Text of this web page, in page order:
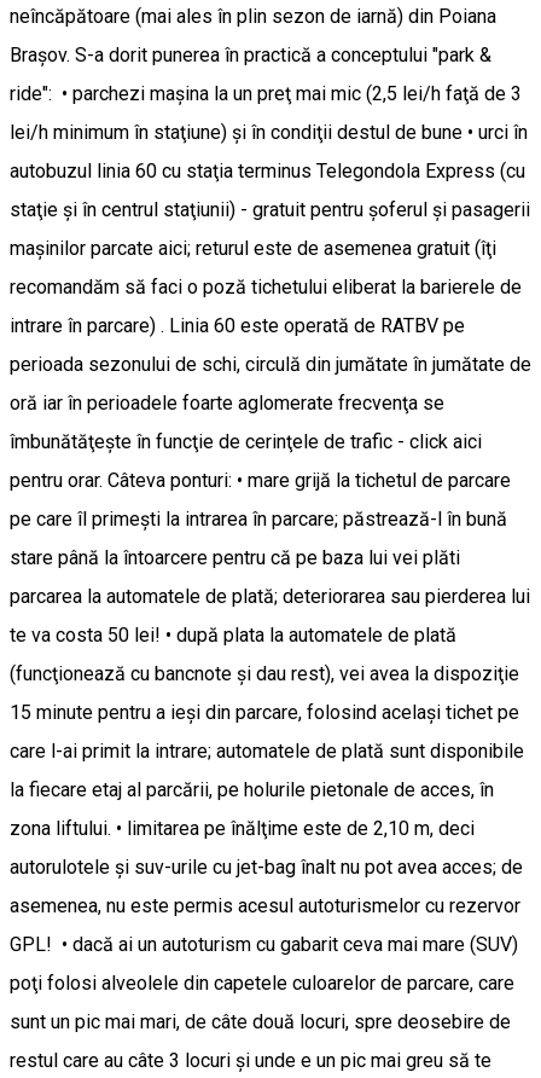
neîncăpătoare (mai ales în plin sezon de iarnă) din Poiana
Braşov. S-a dorit punerea în practică a conceptului "park &
ride": • parchezi maşina la un preţ mai mic (2,5 lei/h faţă de 3
lei/h minimum în staţiune) şi în condiţii destul de bune • urci în
autobuzul linia 60 cu staţia terminus Telegondola Express (cu
staţie şi în centrul staţiunii) - gratuit pentru şoferul şi pasagerii
maşinilor parcate aici; returul este de asemenea gratuit (îţi
recomandăm să faci o poză tichetului eliberat la barierele de
intrare în parcare) . Linia 60 este operată de RATBV pe
perioada sezonului de schi, circulă din jumătate în jumătate de
oră iar în perioadele foarte aglomerate frecvenţa se
îmbunătăţeşte în funcţie de cerinţele de trafic - click aici
pentru orar. Câteva ponturi: • mare grijă la tichetul de parcare
pe care îl primeşti la intrarea în parcare; păstrează-l în bună
stare până la întoarcere pentru că pe baza lui vei plăti
parcarea la automatele de plată; deteriorarea sau pierderea lui
te va costa 50 lei! • după plata la automatele de plată
(funcţionează cu bancnote şi dau rest), vei avea la dispoziţie
15 minute pentru a ieşi din parcare, folosind acelaşi tichet pe
care l-ai primit la intrare; automatele de plată sunt disponibile
la fiecare etaj al parcării, pe holurile pietonale de acces, în
zona liftului. • limitarea pe înălţime este de 2,10 m, deci
autorulotele şi suv-urile cu jet-bag înalt nu pot avea acces; de
asemenea, nu este permis acesul autoturismelor cu rezervor
GPL! • dacă ai un autoturism cu gabarit ceva mai mare (SUV)
poţi folosi alveolele din capetele culoarelor de parcare, care
sunt un pic mai mari, de câte două locuri, spre deosebire de
restul care au câte 3 locuri şi unde e un pic mai greu să te